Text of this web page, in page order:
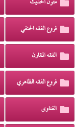
فروع الفقه الحنفي
الفقه المقارن
فروع الفقه الظاهري
الفتاوى